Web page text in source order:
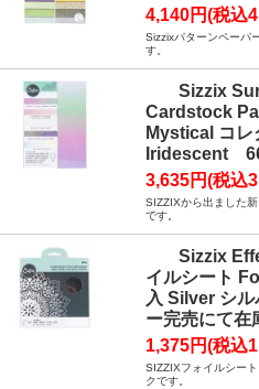
4,140円(税込
Sizzixパターンペーパ
す。
Sizzix
Cardstock
Mystical コレ
Iridescent
3,635円(税込
SIZZIXから出ました
です。
Sizzix
イルシート
入 Silver シ
ー完売にて在
1,375円(税込
SIZZIXフォイルシー
クです。